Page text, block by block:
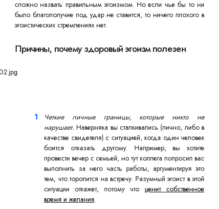
сложно назвать правильным эгоизмом. Но если чье бы то ни
было благополучие под удар не ставится, то ничего плохого в
эгоистических стремлениях нет.
Причины, почему здоровый эгоизм полезен
Четкие личные границы, которые никто не
нарушает. Наверняка вы сталкивались (лично, либо в
качестве свидетеля) с ситуацией, когда один человек
боится отказать другому. Например, вы хотите
провести вечер с семьей, но тут коллега попросил вас
выполнить за него часть работы, аргументируя это
тем, что торопится на встречу. Разумный эгоист в этой
ситуации откажет, потому что ценит собственное
время и желания.